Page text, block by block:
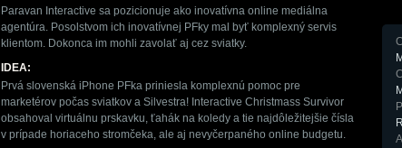
Paravan Interactive sa pozicionuje ako inovatívna online mediálna
agentúra. Posolstvom ich inovatívnej PFky mal byť komplexný servis
klientom. Dokonca im mohli zavolať aj cez sviatky.
IDEA:
Prvá slovenská iPhone PFka priniesla komplexnú pomoc pre
marketérov počas sviatkov a Silvestra! Interactive Christmass Survivor
obsahoval virtuálnu prskavku, ťahák na koledy a tie najdôležitejšie čísla
v prípade horiaceho stromčeka, ale aj nevyčerpaného online budgetu.